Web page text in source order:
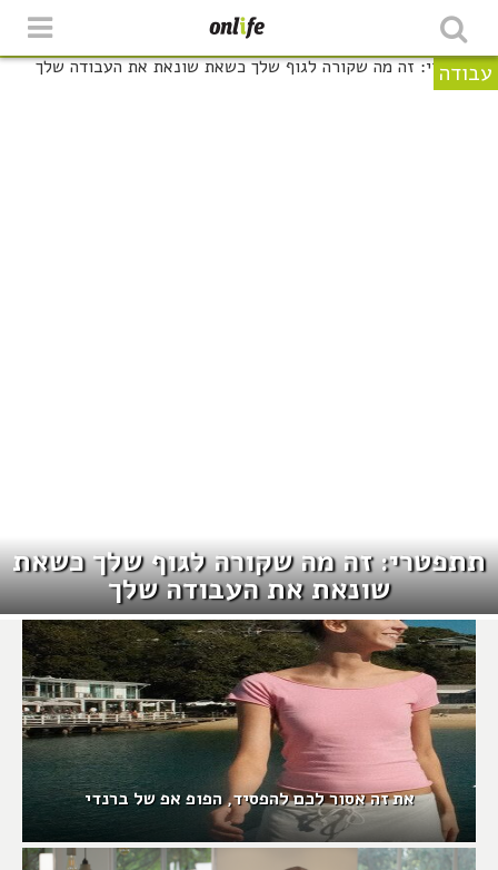
עבודה
תתפטרי: זה מה שקורה לגוף שלך כשאת
שונאת את העבודה שלך
את זה אסור לכם להפסיד, הפופ אפ של ברנדי